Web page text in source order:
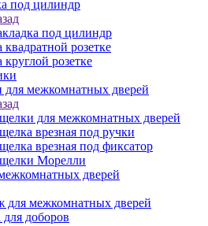
под цилиндр
под цилиндр
квадратной розетке
круглой розетке
для межкомнатных дверей
для межкомнатных дверей
врезная под ручки
врезная под фиксатор
Морелли
дверей
для межкомнатных дверей
доборов